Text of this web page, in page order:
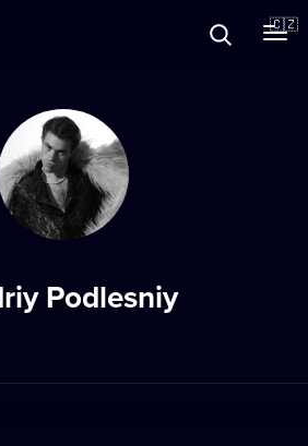
🇨🇿
Podlesniy